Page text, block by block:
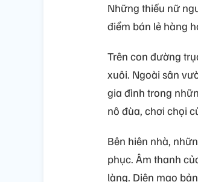
Những thiếu nữ
điểm bán lẻ hàng
Trên con đường
xuôi. Ngoài sân
gia đình trong
nô đùa, chơi chọi
Bên hiên nhà,
phục. Âm thanh
làng. Diện mạo